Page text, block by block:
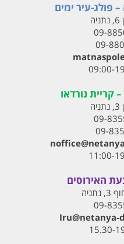
פולג-עיר ימים
09-
09-
קריית נורדאו
09-
09-
האירוסים
09-
Iru@netanya-